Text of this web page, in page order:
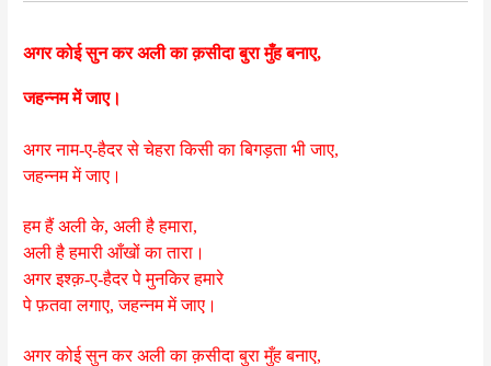
अगर कोई सुन कर अली का क़सीदा बुरा मुँह बनाए,
जहन्नम में जाए।
अगर नाम-ए-हैदर से चेहरा किसी का बिगड़ता भी जाए,
जहन्नम में जाए।
हम हैं अली के, अली है हमारा,
अली है हमारी आँखों का तारा।
अगर इश्क़-ए-हैदर पे मुनकिर हमारे
पे फ़तवा लगाए, जहन्नम में जाए।
अगर कोई सुन कर अली का क़सीदा बुरा मुँह बनाए,